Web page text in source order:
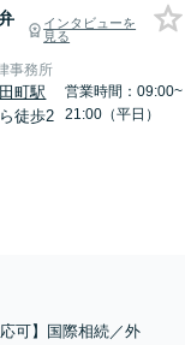
インタビューを
見る
事務所
町駅
徒歩2
営業時間：09:00~
21:00（平日）
可】国際相続／外